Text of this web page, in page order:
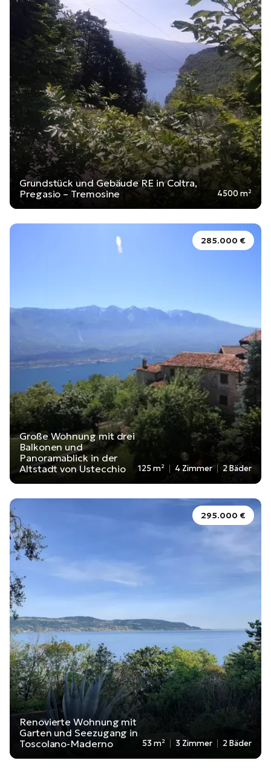
Grundstück und Gebäude RE in Coltra,
Pregasio – Tremosine
4500 m²
285.000 €
Große Wohnung mit drei
Balkonen und
Panoramablick in der
Altstadt von Ustecchio
125 m² 4 Zimmer 2 Bäder
295.000 €
Renovierte Wohnung mit
Garten und Seezugang in
Toscolano-Maderno
53 m² 3 Zimmer 2 Bäder